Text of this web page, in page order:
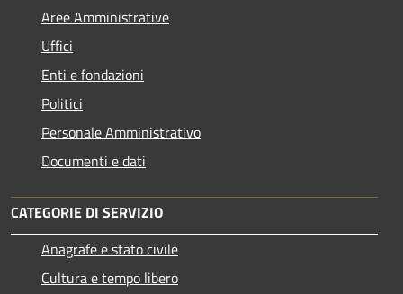
Aree Amministrative
Uffici
Enti e fondazioni
Politici
Personale Amministrativo
Documenti e dati
CATEGORIE DI SERVIZIO
Anagrafe e stato civile
Cultura e tempo libero